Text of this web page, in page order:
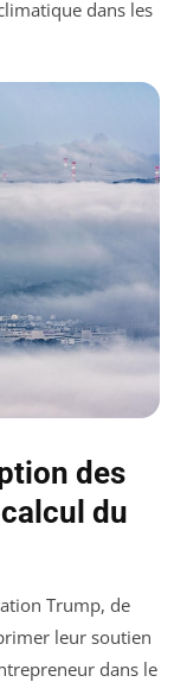
dans les
des
du
Trump, de
leur soutien
dans le